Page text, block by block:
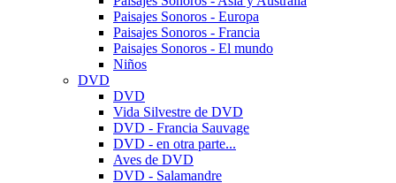
Paisajes Sonoros - Europa
Paisajes Sonoros - Francia
Paisajes Sonoros - El mundo
Niños
DVD
DVD
Vida Silvestre de DVD
DVD - Francia Sauvage
DVD - en otra parte...
Aves de DVD
DVD - Salamandre